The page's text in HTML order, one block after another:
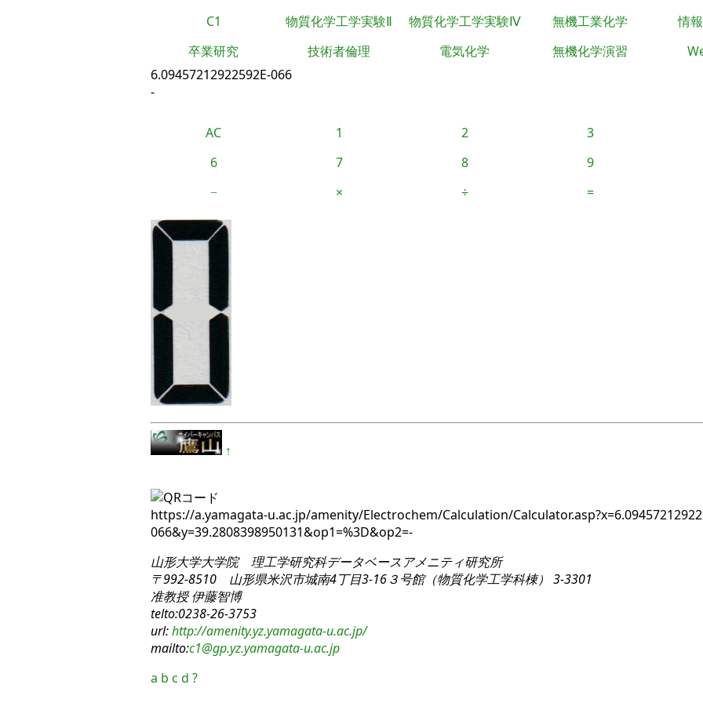
C1 物質化学工学実験Ⅱ 物質化学工学実験Ⅳ 無機工業化学 情
卒業研究
技術者倫理 電気化学 無機化学演習
6.09457212922592E-066
-
AC 1 2 3
6
7 8 9
−
× ÷ =
↑
https://a.yamagata-u.ac.jp/amenity/Electrochem/Calculation/
066&y=39.2808398950131&op1=%3D&op2=-
山形大学大学院 理工学研究科データベースアメニティ研究所
〒992-8510 山形県米沢市城南4丁目3-16３号館（物質化学工学科棟） 3-3301
准教授 伊藤智博
telto:0238-26-3753
url:http://amenity.yz.yamagata-u.ac.jp/
mailto:c1@gp.yz.yamagata-u.ac.jp
a b c d ?